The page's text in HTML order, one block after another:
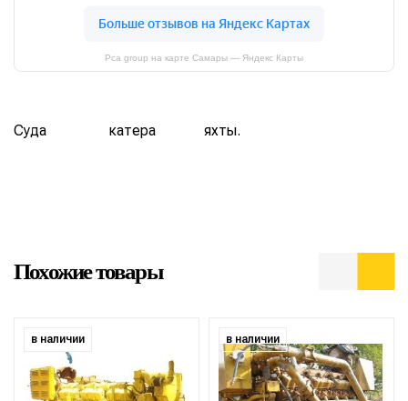
Pca group на карте Самары — Яндекс Карты
Суда катера яхты.
Похожие товары
в наличии в наличии